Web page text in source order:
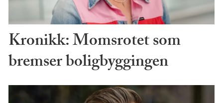
Kronikk: Momsrotet som
bremser boligbyggingen